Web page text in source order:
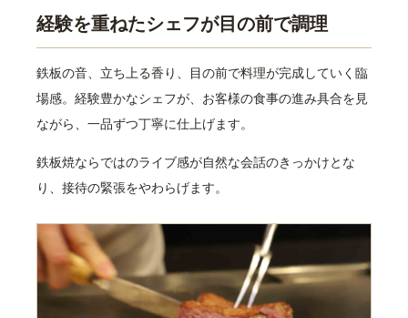
経験を重ねたシェフが目の前で調理
鉄板の音、立ち上る香り、目の前で料理が完成していく臨
場感。経験豊かなシェフが、お客様の食事の進み具合を見
ながら、一品ずつ丁寧に仕上げます。
鉄板焼ならではのライブ感が自然な会話のきっかけとな
り、接待の緊張をやわらげます。